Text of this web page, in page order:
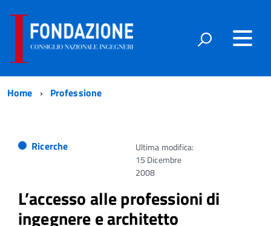
Home Professione
Ricerche
Ultima modifica:
15 Dicembre
2008
L’accesso alle professioni di
ingegnere e architetto